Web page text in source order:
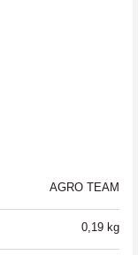
AGRO TEAM
0,19 kg